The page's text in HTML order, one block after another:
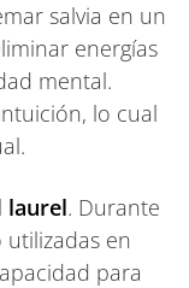
salvia en un
energías
mental.
lo cual
laurel. Durante
utilizadas en
para